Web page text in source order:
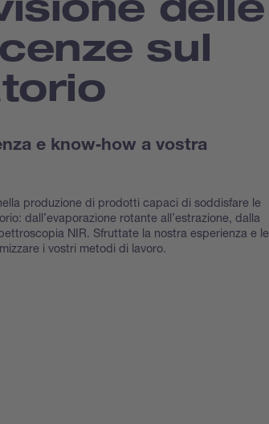
sul
e know‐how a vostra
produzione di prodotti capaci di soddisfare le
dall’evaporazione rotante all’estrazione, dalla
NIR. Sfruttate la nostra esperienza e le
i vostri metodi di lavoro.